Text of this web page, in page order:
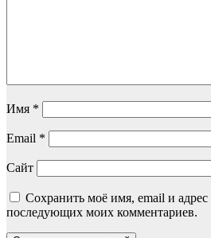
Имя *
Email *
Сайт
Сохранить моё имя, email и адрес
последующих моих комментариев.